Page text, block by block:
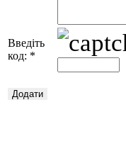
Введіть
код: *